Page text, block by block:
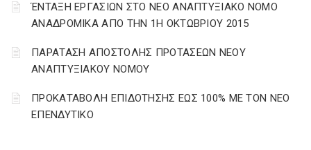
ΈΝΤΑΞΗ ΕΡΓΑΣΙΩΝ ΣΤΟ ΝΕΟ ΑΝΑΠΤΥΞΙΑΚΟ ΝΟΜΟ
ΑΝΑΔΡΟΜΙΚΑ ΑΠΟ ΤΗΝ 1Η ΟΚΤΩΒΡΙΟΥ 2015
ΠΑΡΑΤΑΣΗ ΑΠΟΣΤΟΛΗΣ ΠΡΟΤΑΣΕΩΝ ΝΕΟΥ
ΑΝΑΠΤΥΞΙΑΚΟΥ ΝΟΜΟΥ
ΠΡΟΚΑΤΑΒΟΛΗ ΕΠΙΔΟΤΗΣΗΣ ΕΩΣ 100% ΜΕ ΤΟΝ ΝΕΟ
ΕΠΕΝΔΥΤΙΚΟ